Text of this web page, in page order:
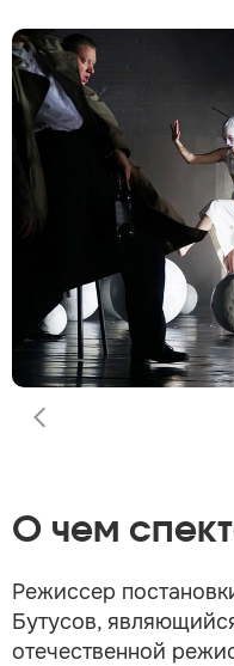
О чем
Режиссер
Бутусов,
отечественной